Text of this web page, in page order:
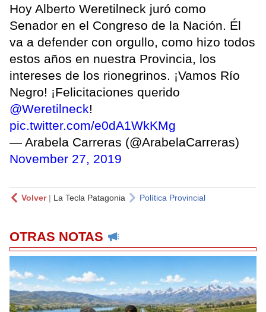
Hoy Alberto Weretilneck juró como
Senador en el Congreso de la Nación. Él
va a defender con orgullo, como hizo todos
estos años en nuestra Provincia, los
intereses de los rionegrinos. ¡Vamos Río
Negro! ¡Felicitaciones querido
@Weretilneck!
pic.twitter.com/e0dA1WkKMg
— Arabela Carreras (@ArabelaCarreras)
November 27, 2019
Volver| La Tecla Patagonia Política Provincial
OTRAS NOTAS